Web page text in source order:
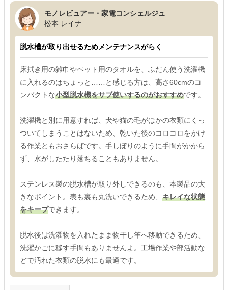
モノレビュアー・家電コンシェルジュ
松本 レイナ
脱水槽が取り出せるためメンテナンスがらく
床拭き用の雑巾やペット用のタオルを、ふだん使う洗濯機
に入れるのはちょっと……と感じる方は、高さ60cmのコ
ンパクトな小型脱水機をサブ使いするのがおすすめです。
洗濯機と別に用意すれば、犬や猫の毛がほかの衣類にくっ
ついてしまうことはないため、乾いた後のコロコロをかけ
る作業ともおさらばです。手しぼりのように手間がかから
ず、水がしたたり落ちることもありません。
ステンレス製の脱水槽が取り外しできるのも、本製品の大
きなポイント。表も裏も丸洗いできるため、 キレイな状態
をキープできます。
脱水後は洗濯物を入れたまま物干し竿へ移動できるため、
洗濯かごに移す手間もありませんよ。工場作業や部活動な
どで汚れた衣類の脱水にも最適です。